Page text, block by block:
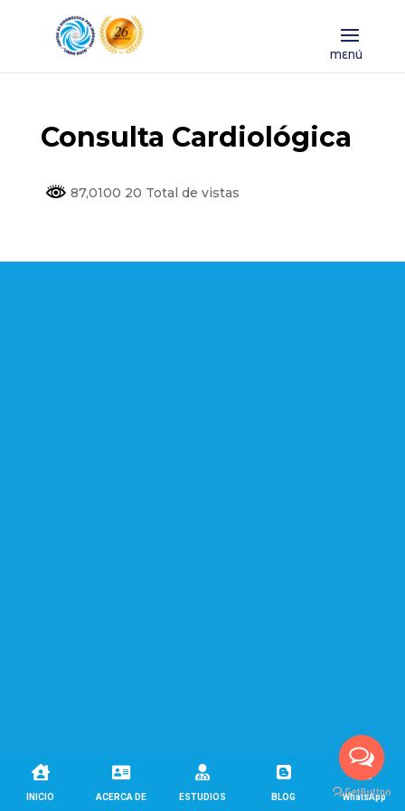
Consulta Cardiológica
87,0100 20 Total de vistas

INICIO

ACERCA DE

ESTUDIOS

BLOG

WhatsApp